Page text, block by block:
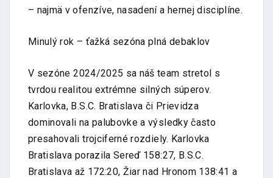
– najmä v ofenzíve, nasadení a hernej disciplíne.
Minulý rok – ťažká sezóna plná debaklov
V sezóne 2024/2025 sa náš team stretol s
tvrdou realitou extrémne silných súperov.
Karlovka, B.S.C. Bratislava či Prievidza
dominovali na palubovke a výsledky často
presahovali trojciferné rozdiely. Karlovka
Bratislava porazila Sereď 158:27, B.S.C.
Bratislava až 172:20, Žiar nad Hronom 138:41 a